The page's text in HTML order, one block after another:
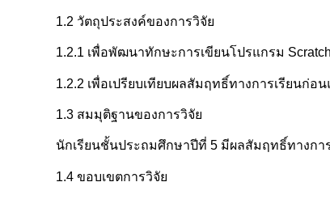
1.2 วัตถุประสงค์ของการวิจัย
1.2.1 เพื่อพัฒนาทักษะการเขียนโปรแกรม
1.2.2 เพื่อเปรียบเทียบผลสัมฤทธิ์ทางการเรียนก่อ
1.3 สมมุติฐานของการวิจัย
นักเรียนชั้นประถมศึกษาปีที่ 5 มีผลสัมฤทธิ์ทางกา
1.4 ขอบเขตการวิจัย